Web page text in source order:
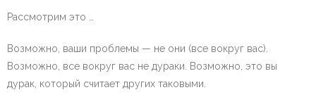
Рассмотрим это …
Возможно, ваши проблемы — не они (все вокруг вас).
Возможно, все вокруг вас не дураки. Возможно, это вы
дурак, который считает других таковыми.